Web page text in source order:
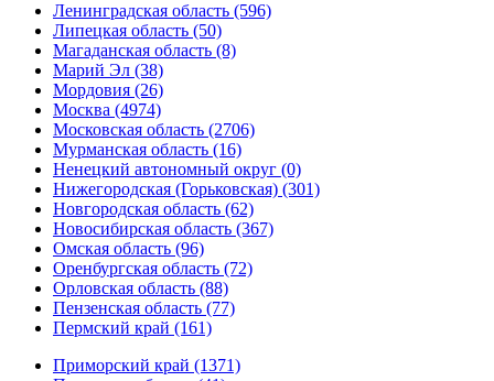
Ленинградская область (596)
Липецкая область (50)
Магаданская область (8)
Марий Эл (38)
Мордовия (26)
Москва (4974)
Московская область (2706)
Мурманская область (16)
Ненецкий автономный округ (0)
Нижегородская (Горьковская) (301)
Новгородская область (62)
Новосибирская область (367)
Омская область (96)
Оренбургская область (72)
Орловская область (88)
Пензенская область (77)
Пермский край (161)
Приморский край (1371)